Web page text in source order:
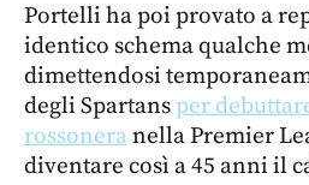
Portelli ha poi provato a
identico schema qualche
dimettendosi
degli Spartans per
rossoneranella Premier
diventare così a 45 anni il